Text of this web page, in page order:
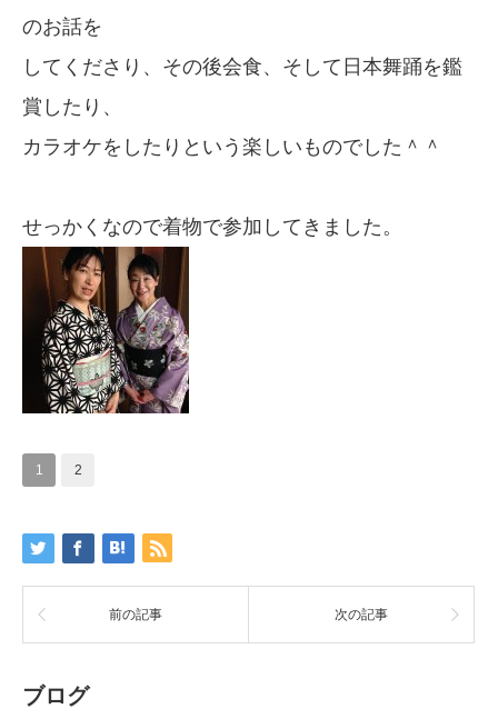
のお話を
してくださり、その後会食、そして日本舞踊を鑑
賞したり、
カラオケをしたりという楽しいものでした＾＾
せっかくなので着物で参加してきました。
1 2
前の記事 次の記事
ブログ